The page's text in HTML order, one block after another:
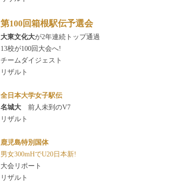
第100回箱根駅伝予選会
大東文化大が2年連続トップ通過
13校が100回大会へ!
チームダイジェスト
リザルト
全日本大学女子駅伝
名城大 前人未到のV7
リザルト
鹿児島特別国体
男女300mHでU20日本新!
大会リポート
リザルト